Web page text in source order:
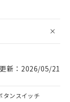
新：2026/05/21
タンスイッチ